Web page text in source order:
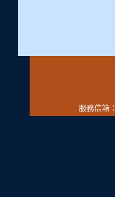
服務信箱：